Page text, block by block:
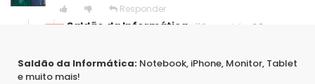
Responder
Saldão da Informática 3 anos atrás 0
Saldão da Informática: Notebook, iPhone, Monitor, Tablet
e muito mais!